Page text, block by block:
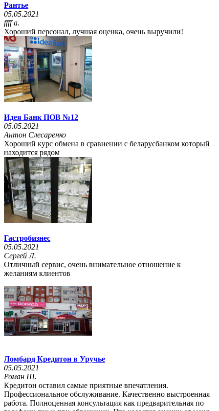
Рантье
05.05.2021
ffff a.
Хороший персонал, лучшая оценка, очень выручили!
Идея Банк ПОВ №12
05.05.2021
Антон Слесаренко
Хороший курс обмена в сравнении с беларусбанком который
находится рядом
Гастробизнес
05.05.2021
Сергей Л.
Отличный сервис, очень внимательное отношение к
желаниям клиентов
Ломбард Кредитон в Уручье
05.05.2021
Роман Ш.
Кредитон оставил самые приятные впечатления.
Профессиональное обслуживание. Качественно выстроенная
работа. Полноценная консультация как предварительная по